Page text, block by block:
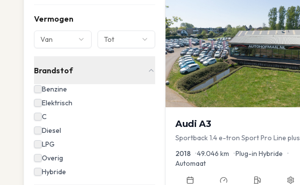
Vermogen
Van Tot
Brandstof
Benzine
Elektrisch
C
Diesel
LPG
Overig
Hybride
Audi A3
Sportback 1.4 e-tron Sport Pro Line plus
2018 •49.046 km •Plug-in Hybride •
Automaat